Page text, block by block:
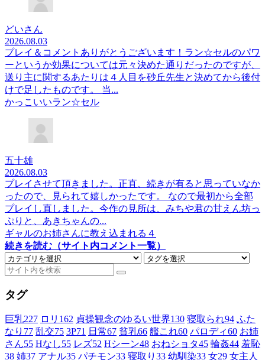
どいさん
2026.08.03
プレイ＆コメントありがとうございます！ラン☆セルのパワ
ーというか効果については元々決めた通りだったのですが、
送り主に関するあたりは４人目を砂丘先生と決めてから後付
けで足したものです。 当...
かっこいいラン☆セル
五十雄
2026.08.03
プレイさせて頂きました。正直、続きが有ると思っていなか
ったので、見られて嬉しかったです。 なので最初から全部
プレイし直しました。今作の見所は、みちや君の甘えん坊っ
ぷりと、あきちゃんの...
ギャルのお姉さんに教え込まれる４
続きを読む（サイト内コメント一覧）
タグ
巨乳227 ロリ 162 貞操観念のゆるい世界130 寝取られ94 ふた
なり 77 乱交75 3P71 日常67 貧乳66 艦これ60 パロディ60 お姉
さん55 Hなし55 レズ52 Hシーン48 おねショタ45 輪姦44 羞恥
38 姉37 アナル35 パチモン33 寝取り 33 幼馴染33 女29 女主人